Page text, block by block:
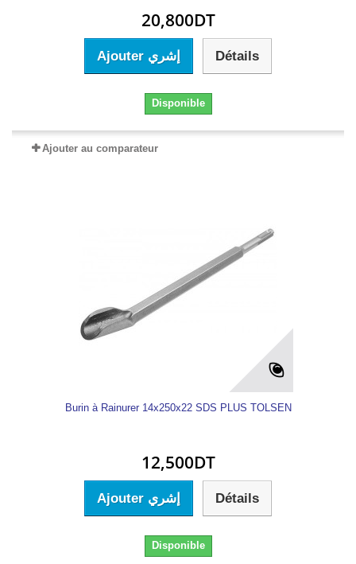
20,800DT
Ajouter إشري Détails
Disponible
Ajouter au comparateur
Burin à Rainurer 14x250x22 SDS PLUS TOLSEN
12,500DT
Ajouter إشري Détails
Disponible